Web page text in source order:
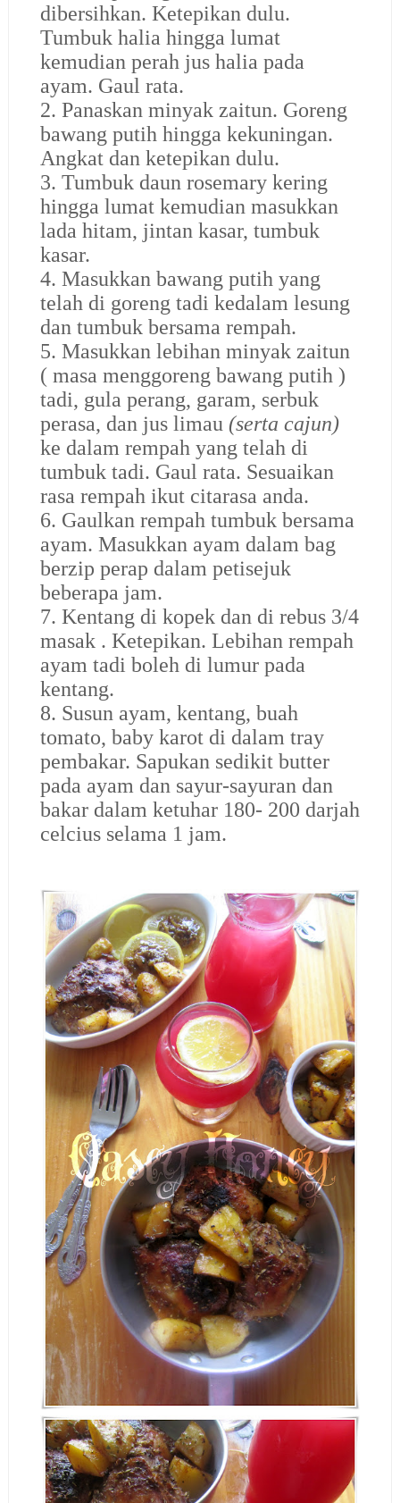
dibersihkan. Ketepikan dulu.
Tumbuk halia hingga lumat
kemudian perah jus halia pada
ayam. Gaul rata.
2. Panaskan minyak zaitun. Goreng
bawang putih hingga kekuningan.
Angkat dan ketepikan dulu.
3. Tumbuk daun rosemary kering
hingga lumat kemudian masukkan
lada hitam, jintan kasar, tumbuk
kasar.
4. Masukkan bawang putih yang
telah di goreng tadi kedalam lesung
dan tumbuk bersama rempah.
5. Masukkan lebihan minyak zaitun
( masa menggoreng bawang putih )
tadi, gula perang, garam, serbuk
perasa, dan jus limau (serta cajun)
ke dalam rempah yang telah di
tumbuk tadi. Gaul rata. Sesuaikan
rasa rempah ikut citarasa anda.
6. Gaulkan rempah tumbuk bersama
ayam. Masukkan ayam dalam bag
berzip perap dalam petisejuk
beberapa jam.
7. Kentang di kopek dan di rebus 3/4
masak . Ketepikan. Lebihan rempah
ayam tadi boleh di lumur pada
kentang.
8. Susun ayam, kentang, buah
tomato, baby karot di dalam tray
pembakar. Sapukan sedikit butter
pada ayam dan sayur-sayuran dan
bakar dalam ketuhar 180- 200 darjah
celcius selama 1 jam.